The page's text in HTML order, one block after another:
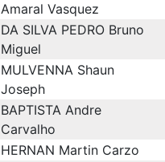
Amaral Vasquez
DA SILVA PEDRO Bruno
Miguel
MULVENNA Shaun
Joseph
BAPTISTA Andre
Carvalho
HERNAN Martin Carzo